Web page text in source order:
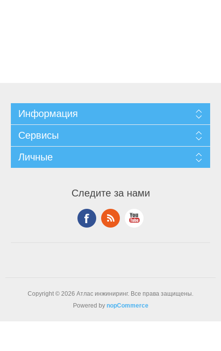
Информация
Сервисы
Личные
Следите за нами
Copyright © 2026 Атлас инжиниринг. Все права защищены.
Powered by nopCommerce